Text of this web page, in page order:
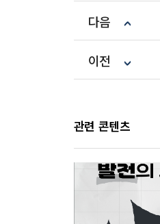
다음
이전
관련 콘텐츠